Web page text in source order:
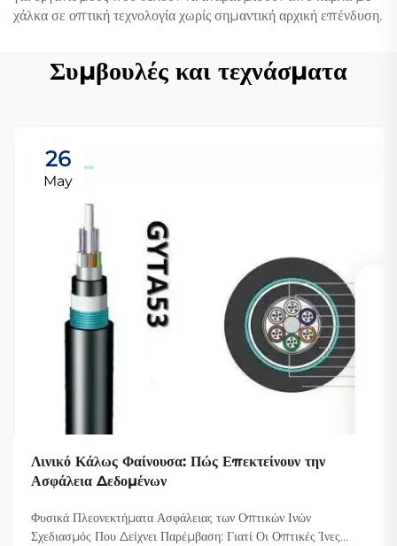
χάλκα σε οπτική τεχνολογία χωρίς σημαντική αρχική επένδυση.
Συμβουλές και τεχνάσματα
26
May
Λινικό Κάλως Φαίνουσα: Πώς Επεκτείνουν την
Ασφάλεια Δεδομένων
Φυσικά Πλεονεκτήματα Ασφάλειας των Οπτικών Ινών
Σχεδιασμός Που Δείχνει Παρέμβαση: Γιατί Οι Οπτικές Ίνες